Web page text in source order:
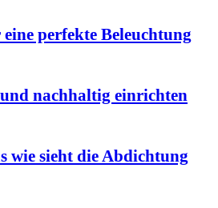
perfekte Beleuchtung
nachhaltig einrichten
wie sieht die Abdichtung